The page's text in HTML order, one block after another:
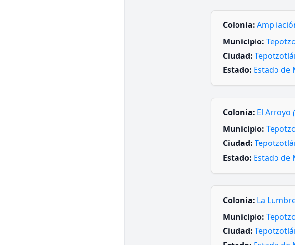
Colonia:
Municipio:
Ciudad:
Estado: Estado de
Colonia: El Arroyo
Municipio:
Ciudad:
Estado: Estado de
Colonia: La
Municipio:
Ciudad: